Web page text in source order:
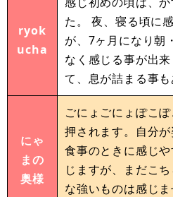
ryok
ucha
た。 夜、寝る頃に
が、7ヶ月になり朝
なく感じる事が出
て、息が詰まる事も
にゃ
まの
奥様
ごにょごにょぽこ
押されます。自分が
食事のときに感じ
じますが、まだこ
な強いものは感じ